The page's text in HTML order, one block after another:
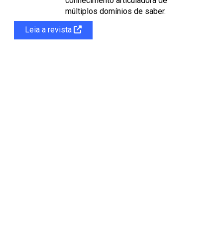
múltiplos domínios de saber.
Leia a revista